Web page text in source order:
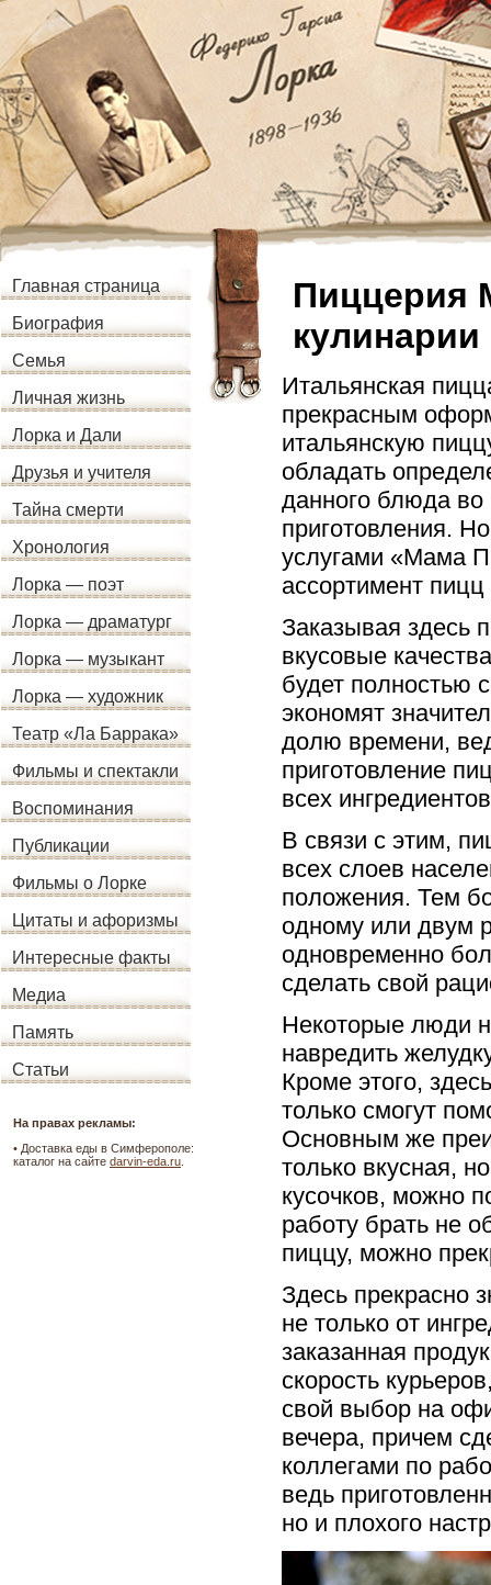
Главная страница
Биография
Семья
Личная жизнь
Лорка и Дали
Друзья и учителя
Тайна смерти
Хронология
Лорка — поэт
Лорка — драматург
Лорка — музыкант
Лорка — художник
Театр «Ла Баррака»
Фильмы и спектакли
Воспоминания
Публикации
Фильмы о Лорке
Цитаты и афоризмы
Интересные факты
Медиа
Память
Статьи
На правах рекламы:
• Доставка еды в Симферополе:
каталог на сайте darvin-eda.ru
Пиццерия
Итальянская
прекрасным
итальянскую
обладать
данного блюда во
приготовления.
услугами «Мама
ассортимент
Заказывая здесь
вкусовые
будет полностью
экономят
долю времени,
приготовление
всех
В связи с этим,
всех слоев
положения. Тем
одному или двум
одновременно
сделать свой
Некоторые люди
навредить
Кроме этого,
только смогут
Основным же
только вкусная,
кусочков, можно
работу брать не
пиццу, можно
Здесь прекрасно
не только от
заказанная
скорость
свой выбор на
вечера, причем
коллегами по
ведь
но и плохого